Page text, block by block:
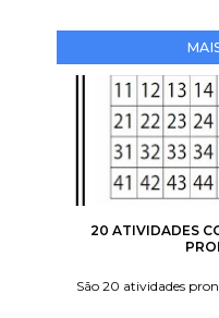
20 ATIVIDADES
São 20 atividades